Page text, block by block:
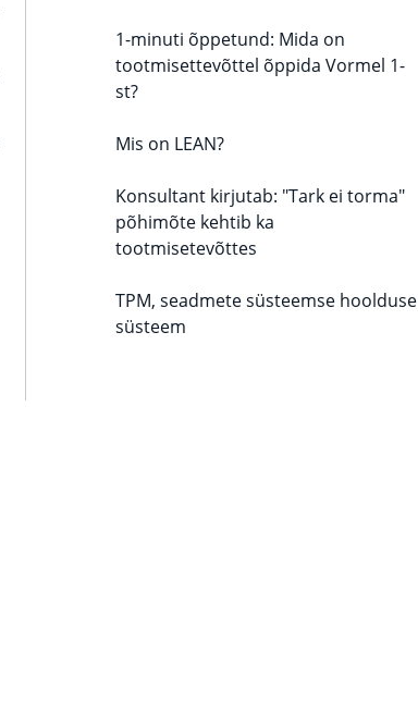
1-minuti õppetund: Mida on
tootmisettevõttel õppida Vormel 1-
st?
Mis on LEAN?
Konsultant kirjutab: "Tark ei torma"
põhimõte kehtib ka
tootmisetevõttes
TPM, seadmete süsteemse hoolduse
süsteem